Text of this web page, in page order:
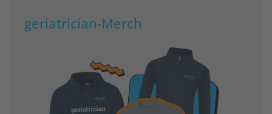
geriatrician-Merch